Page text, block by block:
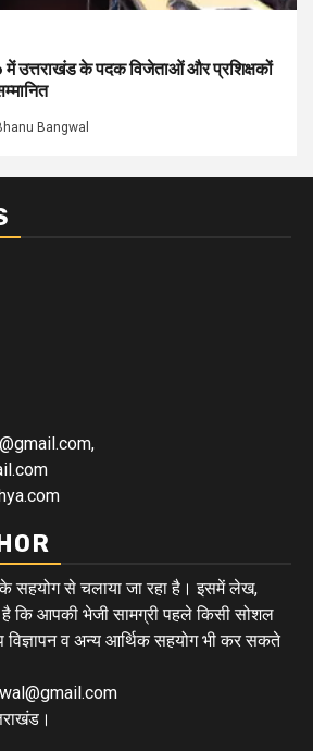
उत्तराखंड के पदक विजेताओं और प्रशिक्षकों
Bangwal
के सहयोग से चलाया जा रहा है। इसमें लेख,
कि आपकी भेजी सामग्री पहले किसी सोशल
विज्ञापन व अन्य आर्थिक सहयोग भी कर सकते